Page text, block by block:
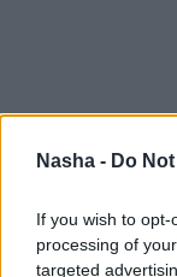
Nasha - Do
If you wish to
processing of
targeted